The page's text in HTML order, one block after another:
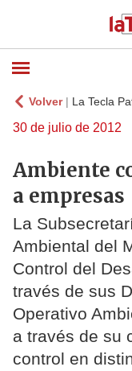
Volver| La Tecla
30 de julio de 2012
Ambiente
a empresas
La
Ambiental del
Control del
través de sus
Operativo
a través de su
control en